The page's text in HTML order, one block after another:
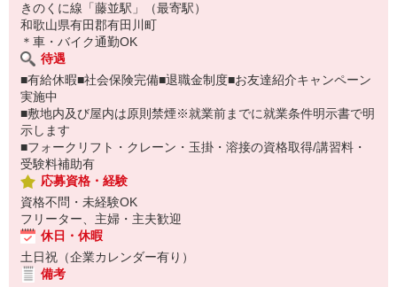
きのくに線「藤並駅」（最寄駅）
和歌山県有田郡有田川町
＊車・バイク通勤OK
待遇
■有給休暇■社会保険完備■退職金制度■お友達紹介キャンペーン
実施中
■敷地内及び屋内は原則禁煙※就業前までに就業条件明示書で明
示します
■フォークリフト・クレーン・玉掛・溶接の資格取得/講習料・
受験料補助有
応募資格・経験
資格不問・未経験OK
フリーター、主婦・主夫歓迎
休日・休暇
土日祝（企業カレンダー有り）
備考